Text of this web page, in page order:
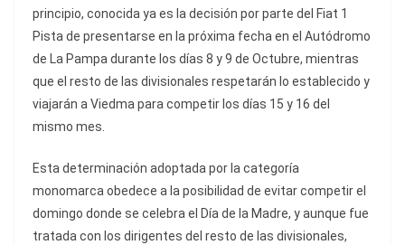
principio, conocida ya es la decisión por parte del Fiat 1
Pista de presentarse en la próxima fecha en el Autódromo
de La Pampa durante los días 8 y 9 de Octubre, mientras
que el resto de las divisionales respetarán lo establecido y
viajarán a Viedma para competir los días 15 y 16 del
mismo mes.
Esta determinación adoptada por la categoría
monomarca obedece a la posibilidad de evitar competir el
domingo donde se celebra el Día de la Madre, y aunque fue
tratada con los dirigentes del resto de las divisionales,